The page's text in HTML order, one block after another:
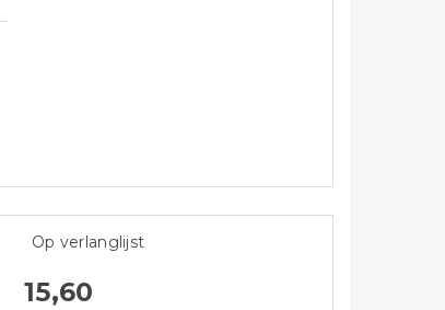
Op verlanglijst
15,60